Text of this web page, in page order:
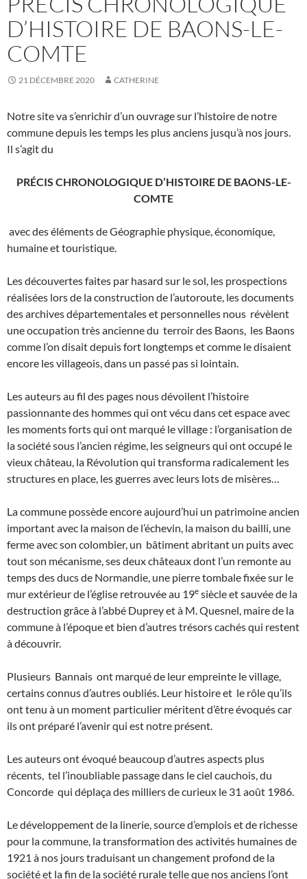
D’HISTOIRE DE BAONS-LE-
COMTE
21 DÉCEMBRE 2020 CATHERINE
Notre site va s’enrichir d’un ouvrage sur l’histoire de notre
commune depuis les temps les plus anciens jusqu’à nos jours.
Il s’agit du
PRÉCIS CHRONOLOGIQUE D’HISTOIRE DE BAONS-LE-
COMTE
avec des éléments de Géographie physique, économique,
humaine et touristique.
Les découvertes faites par hasard sur le sol, les prospections
réalisées lors de la construction de l’autoroute, les documents
des archives départementales et personnelles nous révèlent
une occupation très ancienne du terroir des Baons, les Baons
comme l’on disait depuis fort longtemps et comme le disaient
encore les villageois, dans un passé pas si lointain.
Les auteurs au fil des pages nous dévoilent l’histoire
passionnante des hommes qui ont vécu dans cet espace avec
les moments forts qui ont marqué le village : l’organisation de
la société sous l’ancien régime, les seigneurs qui ont occupé le
vieux château, la Révolution qui transforma radicalement les
structures en place, les guerres avec leurs lots de misères…
La commune possède encore aujourd’hui un patrimoine ancien
important avec la maison de l’échevin, la maison du bailli, une
ferme avec son colombier, un bâtiment abritant un puits avec
tout son mécanisme, ses deux châteaux dont l’un remonte au
temps des ducs de Normandie, une pierre tombale fixée sur le
mur extérieur de l’église retrouvée au 19e siècle et sauvée de la
destruction grâce à l’abbé Duprey et à M. Quesnel, maire de la
commune à l’époque et bien d’autres trésors cachés qui restent
à découvrir.
Plusieurs Bannais ont marqué de leur empreinte le village,
certains connus d’autres oubliés. Leur histoire et le rôle qu’ils
ont tenu à un moment particulier méritent d’être évoqués car
ils ont préparé l’avenir qui est notre présent.
Les auteurs ont évoqué beaucoup d’autres aspects plus
récents, tel l’inoubliable passage dans le ciel cauchois, du
Concorde qui déplaça des milliers de curieux le 31 août 1986.
Le développement de la linerie, source d’emplois et de richesse
pour la commune, la transformation des activités humaines de
1921 à nos jours traduisant un changement profond de la
société et la fin de la société rurale telle que nos anciens l’ont